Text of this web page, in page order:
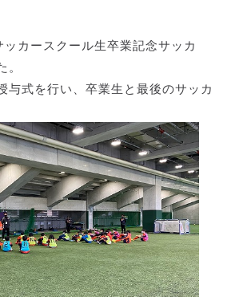
カースクール生卒業記念サッカ
与式を行い、卒業生と最後のサッカ